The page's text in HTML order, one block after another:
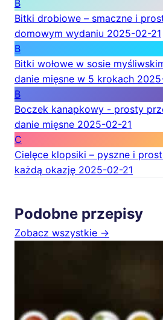
B
Bitki drobiowe – smaczne i
domowym wydaniu 2025-02-21
B
Bitki wołowe w sosie
danie mięsne w 5 krokach
B
Boczek kanapkowy - prosty
danie mięsne 2025-02-21
C
Cielęce klopsiki – pyszne i
każdą okazję 2025-02-21
Podobne przepisy
Zobacz wszystkie →